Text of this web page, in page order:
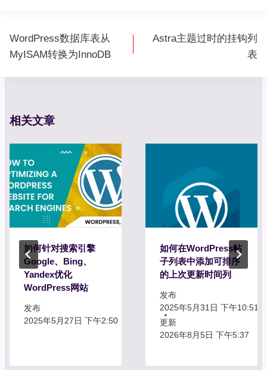
文
章
WordPress数据库表从
MyISAM转换为InnoDB
Astra主题过时的挂钩列
表
相关文章
如何针对搜索引擎
Google、Bing、
Yandex优化
WordPress网站
发布
2025年5月27日 下午2:50
如何在WordPress帖
子列表中添加可排序
的上次更新时间列
发布
2025年5月31日 下午10:51
更新
2026年8月5日 下午5:37